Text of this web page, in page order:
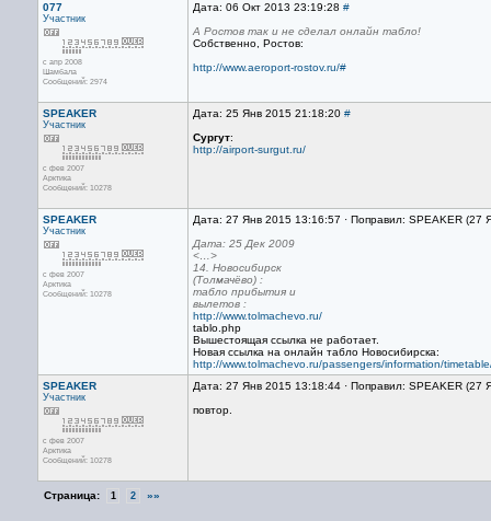
077
Участник
с апр 2008
Шамбала
Сообщений: 2974
Дата: 06 Окт 2013 23:19:28 #
А Ростов так и не сделал онлайн табло!
Собственно, Ростов:
http://www.aeroport-rostov.ru/#
SPEAKER
Участник
с фев 2007
Арктика
Сообщений: 10278
Дата: 25 Янв 2015 21:18:20 #
Сургут:
http://airport-surgut.ru/
SPEAKER
Участник
с фев 2007
Арктика
Сообщений: 10278
Дата: 27 Янв 2015 13:16:57 · Поправил: SPEAKER (27
Дата: 25 Дек 2009
<…>
14. Новосибирск
(Толмачёво) :
табло прибытия и
вылетов :
http://www.tolmachevo.ru/
tablo.php
Вышестоящая ссылка не работает.
Новая ссылка на онлайн табло Новосибирска:
http://www.tolmachevo.ru/passengers/information/
SPEAKER
Участник
с фев 2007
Арктика
Сообщений: 10278
Дата: 27 Янв 2015 13:18:44 · Поправил: SPEAKER (27
повтор.
Страница: 1 2 »»